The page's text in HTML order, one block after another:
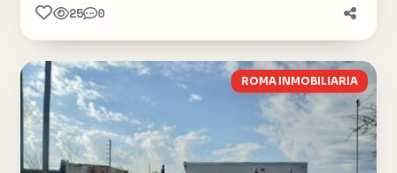
25 0
ROMA INMOBILIARIA